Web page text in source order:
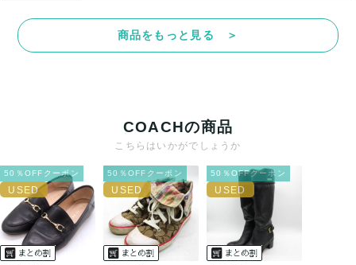
商品をもっと見る ＞
COACHの商品
こちらはいかがでしょうか
50％OFFクーポン 50％OFFクーポン 50％OFFクーポン